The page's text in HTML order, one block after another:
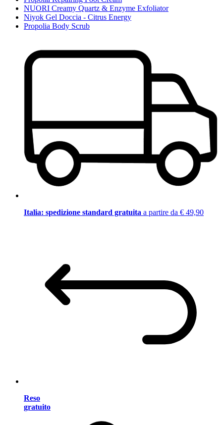
NUORI Creamy Quartz & Enzyme Exfoliator
Niyok Gel Doccia - Citrus Energy
Propolia Body Scrub
Italia: spedizione standard gratuita a partire da € 49,90
Reso
gratuito